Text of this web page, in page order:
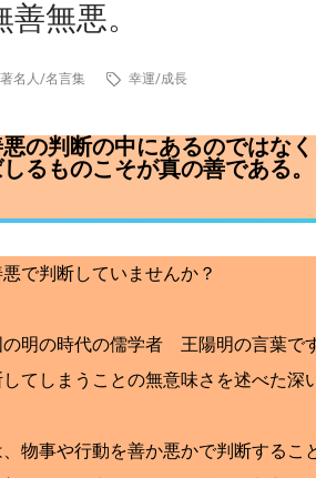
無悪。
名人/名言集 幸運/成長
の判断の中にあるのではな
るものこそが真の善である。
で判断していませんか？
明の時代の儒学者 王陽明の言葉です
てしまうことの無意味さを述べた深
物事や行動を善か悪かで判断するこ